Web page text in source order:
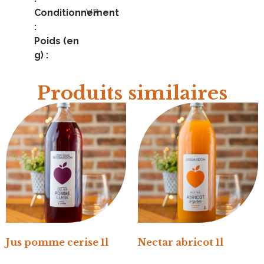
Conditionnement
:
VP
Poids (en
g) :
Produits similaires
Jus pomme cerise 1l Nectar abricot 1l